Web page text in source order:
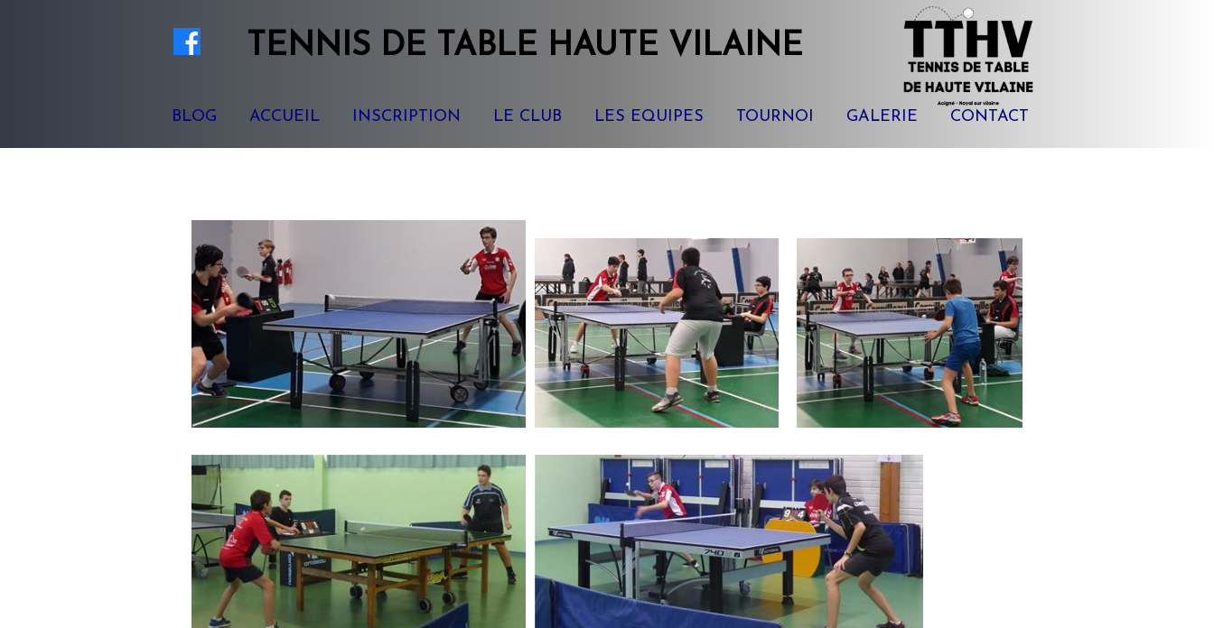
TENNIS DE TABLE HAUTE VILAINE
BLOG ACCUEIL INSCRIPTION LE CLUB LES EQUIPES TOURNOI GALERIE CONTACT